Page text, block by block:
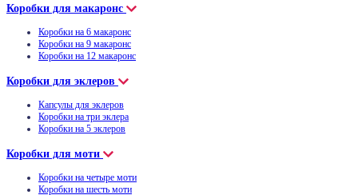
Коробки для макаронс
Коробки на 6 макаронс
Коробки на 9 макаронс
Коробки на 12 макаронс
Коробки для эклеров
Капсулы для эклеров
Коробки на три эклера
Коробки на 5 эклеров
Коробки для моти
Коробки на четыре моти
Коробки на шесть моти